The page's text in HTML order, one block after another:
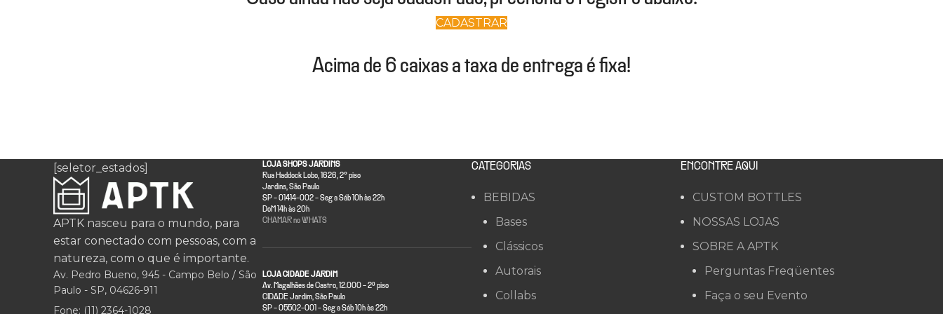
CADASTRAR
Acima de 6 caixas a taxa de entrega é fixa!
[seletor_estados]
APTK nasceu para o mundo, para
estar conectado com pessoas, com a
natureza, com o que é importante.
Av. Pedro Bueno, 945 - Campo Belo / São
Paulo - SP, 04626-911
Fone: (11) 2364-1028
LOJA SHOPS JARDINS
Rua Haddock Lobo, 1626, 2° piso
Jardins, São Paulo
SP - 01414-002 - Seg a Sáb 10h às 22h
DoM 14h às 20h
CHAMAR no WHATS
LOJA CIDADE JARDIM
Av. Magalhães de Castro, 12.000 - 2º piso
CIDADE Jardim, São Paulo
SP - 05502-001 - Seg a Sáb 10h às 22h
CATEGORIAS
BEBIDAS
Bases
Clássicos
Autorais
Collabs
ENCONTRE AQUI
CUSTOM BOTTLES
NOSSAS LOJAS
SOBRE A APTK
Perguntas Freqüentes
Faça o seu Evento